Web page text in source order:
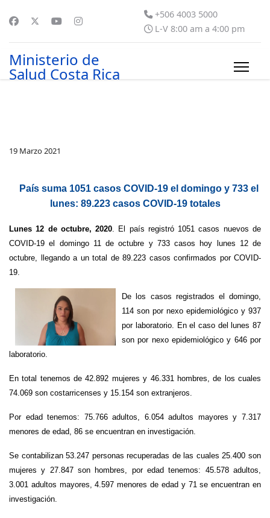
+506 4003 5000
L-V 8:00 am a 4:00 pm
Ministerio de
Salud Costa Rica
19 Marzo 2021
País suma 1051 casos COVID-19 el domingo y 733 el
lunes: 89.223 casos COVID-19 totales
Lunes 12 de octubre, 2020. El país registró 1051 casos nuevos de
COVID-19 el domingo 11 de octubre y 733 casos hoy lunes 12 de
octubre, llegando a un total de 89.223 casos confirmados por COVID-
19.
De los casos registrados el domingo,
114 son por nexo epidemiológico y 937
por laboratorio. En el caso del lunes 87
son por nexo epidemiológico y 646 por
laboratorio.
En total tenemos de 42.892 mujeres y 46.331 hombres, de los cuales
74.069 son costarricenses y 15.154 son extranjeros.
Por edad tenemos: 75.766 adultos, 6.054 adultos mayores y 7.317
menores de edad, 86 se encuentran en investigación.
Se contabilizan 53.247 personas recuperadas de las cuales 25.400 son
mujeres y 27.847 son hombres, por edad tenemos: 45.578 adultos,
3.001 adultos mayores, 4.597 menores de edad y 71 se encuentran en
investigación.